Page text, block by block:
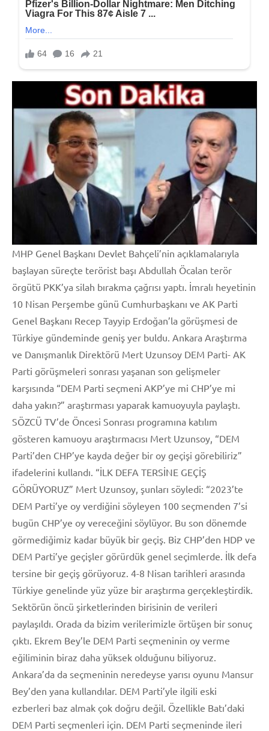
MHP Genel Başkanı Devlet Bahçeli’nin açıklamalarıyla
başlayan süreçte terörist başı Abdullah Öcalan terör
örgütü PKK’ya silah bırakma çağrısı yaptı. İmralı heyetinin
10 Nisan Perşembe günü Cumhurbaşkanı ve AK Parti
Genel Başkanı Recep Tayyip Erdoğan’la görüşmesi de
Türkiye gündeminde geniş yer buldu. Ankara Araştırma
ve Danışmanlık Direktörü Mert Uzunsoy DEM Parti- AK
Parti görüşmeleri sonrası yaşanan son gelişmeler
karşısında “DEM Parti seçmeni AKP’ye mi CHP’ye mi
daha yakın?” araştırması yaparak kamuoyuyla paylaştı.
SÖZCÜ TV’de Öncesi Sonrası programına katılım
gösteren kamuoyu araştırmacısı Mert Uzunsoy, “DEM
Parti’den CHP’ye kayda değer bir oy geçişi görebiliriz”
ifadelerini kullandı. “İLK DEFA TERSİNE GEÇİŞ
GÖRÜYORUZ” Mert Uzunsoy, şunları söyledi: “2023’te
DEM Parti’ye oy verdiğini söyleyen 100 seçmenden 7’si
bugün CHP’ye oy vereceğini söylüyor. Bu son dönemde
görmediğimiz kadar büyük bir geçiş. Biz CHP’den HDP ve
DEM Parti’ye geçişler görürdük genel seçimlerde. İlk defa
tersine bir geçiş görüyoruz. 4-8 Nisan tarihleri arasında
Türkiye genelinde yüz yüze bir araştırma gerçekleştirdik.
Sektörün öncü şirketlerinden birisinin de verileri
paylaşıldı. Orada da bizim verilerimizle örtüşen bir sonuç
çıktı. Ekrem Bey’le DEM Parti seçmeninin oy verme
eğiliminin biraz daha yüksek olduğunu biliyoruz.
Ankara’da da seçmeninin neredeyse yarısı oyunu Mansur
Bey’den yana kullandılar. DEM Parti’yle ilgili eski
ezberleri baz almak çok doğru değil. Özellikle Batı’daki
DEM Parti seçmenleri için. DEM Parti seçmeninde ileri